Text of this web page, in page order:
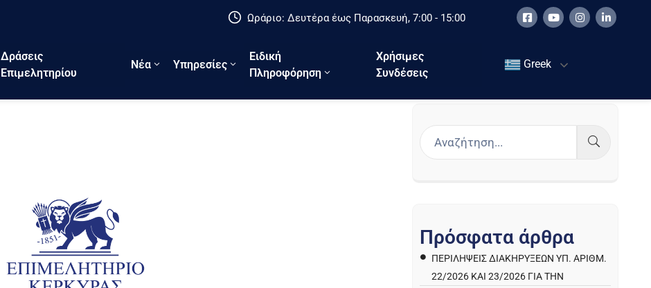
Ωράριο: Δευτέρα έως Παρασκευή, 7:00 - 15:00
Δράσεις
Επιμελητηρίου
Νέα Υπηρεσίες
Ειδική
Πληροφόρηση
Χρήσιμες
Συνδέσεις
Greek
Πρόσφατα άρθρα
ΠΕΡΙΛΉΨΕΙΣ ΔΙΑΚΗΡΎΞΕΩΝ ΥΠ. ΑΡΙΘΜ.
22/2026 ΚΑΙ 23/2026 ΓΙΑ ΤΗΝ